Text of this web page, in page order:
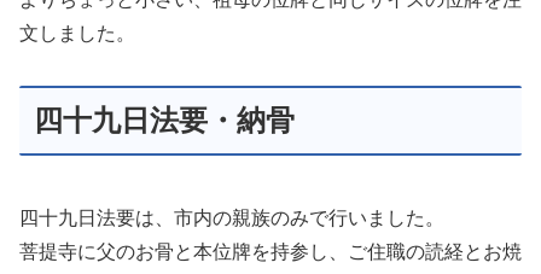
文しました。
四十九日法要・納骨
四十九日法要は、市内の親族のみで行いました。
菩提寺に父のお骨と本位牌を持参し、ご住職の読経とお焼